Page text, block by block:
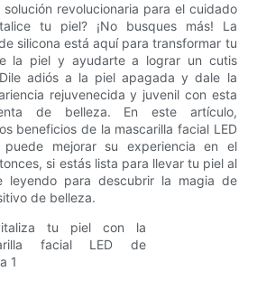
solución revolucionaria para el cuidado
tu piel? ¡No busques más! La
silicona está aquí para transformar tu
la piel y ayudarte a lograr un cutis
adiós a la piel apagada y dale la
rejuvenecida y juvenil con esta
de belleza. En este artículo,
beneficios de la mascarilla facial LED
mejorar su experiencia en el
si estás lista para llevar tu piel al
leyendo para descubrir la magia de
de belleza.